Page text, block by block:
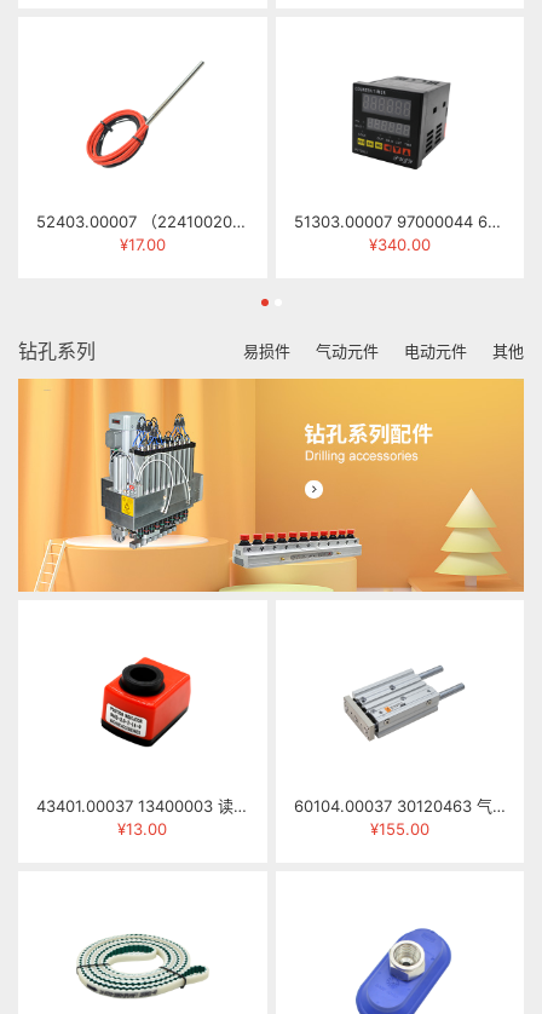
52403.00007 （22410020） 发热管 φ8×135MM 330W 415V
¥17.00
51303.00007 97000044 6位计数/定时器 CT7-MB61(GE7-P62A)
¥340.00
钻孔系列 易损件 气动元件 电动元件 其他
43401.00037 13400003 读数器 0402-2.0-I-14-0
¥13.00
60104.00037 30120463 气缸 SGM16×60-S-DG042-217B
¥155.00